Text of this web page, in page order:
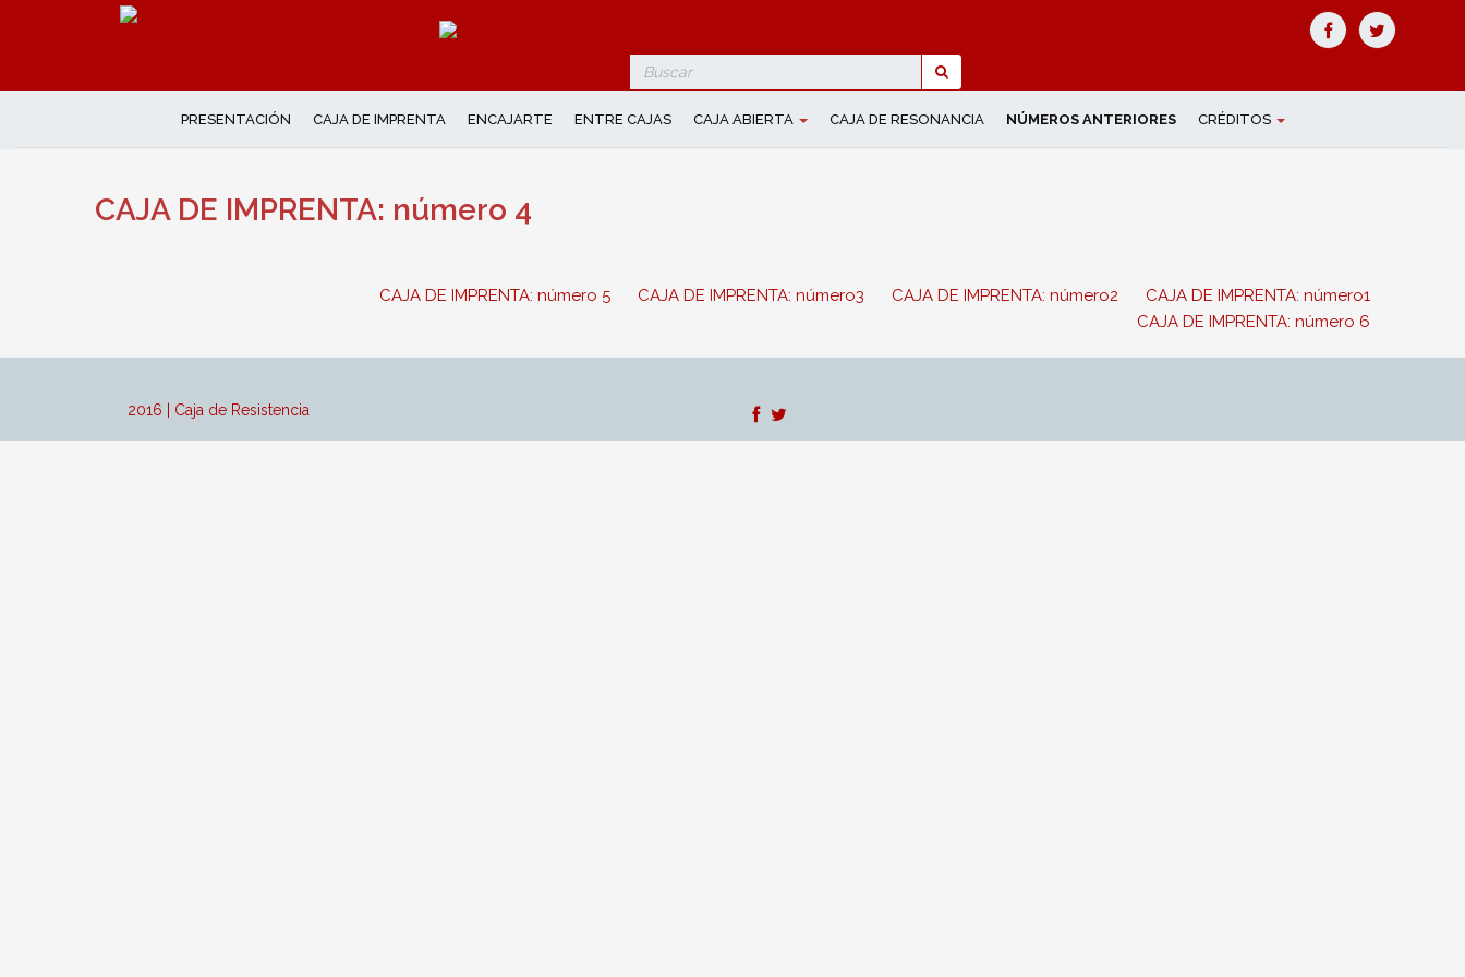
Search
for
PRESENTACIÓN CAJA DE IMPRENTA ENCAJARTE ENTRE CAJAS CAJA ABIERTA CAJA DE RESONANCIA NÚMEROS ANTERIORES CRÉDITOS
CAJA DE IMPRENTA: número 4
CAJA DE IMPRENTA: número1
CAJA DE IMPRENTA: número2
CAJA DE IMPRENTA: número3
CAJA DE IMPRENTA: número 5
CAJA DE IMPRENTA: número 6
2016 | Caja de Resistencia